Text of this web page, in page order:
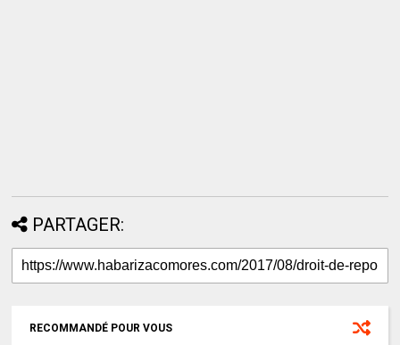
PARTAGER:
RECOMMANDÉ POUR VOUS